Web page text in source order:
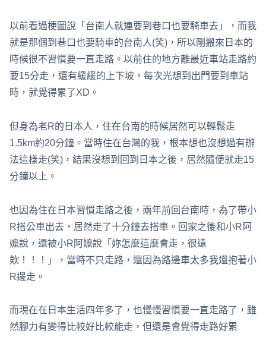
以前看過梗圖說「台南人就連要到巷口也要騎車去」，而我
就是那個到巷口也要騎車的台南人(笑)，所以剛搬來日本的
時候很不習慣要一直走路。以前住的地方離最近車站走路約
要15分走，還有緩緩的上下坡，每次光想到出門要到車站
時，就覺得累了XD。
但身為老R的日本人，住在台南的時候居然可以輕鬆走
1.5km約20分鐘。當時住在台灣的我，根本想也沒想過有辦
法這樣走(笑)，結果沒想到回到日本之後，居然隨便就走15
分鐘以上。
也因為住在日本習慣走路之後，兩年前回台南時，為了帶小
R搭公車出去，居然走了十分鐘去搭車。回家之後和小R阿
嬤說，還被小R阿嬤說「妳怎麼這麼會走，很遠
欸！！！」，當時不只走路，還因為路邊車太多我還抱著小
R邊走。
而現在在日本生活四年多了，也慢慢習慣要一直走路了，雖
然腳力有變得比較好比較能走，但還是會覺得走路好累